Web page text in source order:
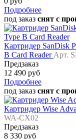
Подробнее
под заказ снят с
Картридер SanDisk
B Card Reader Арт.
Предзаказ
12 490 руб
Подробнее
под заказ снят с
Картридер Wise
WA-CX02
Предзаказ
8 330 руб